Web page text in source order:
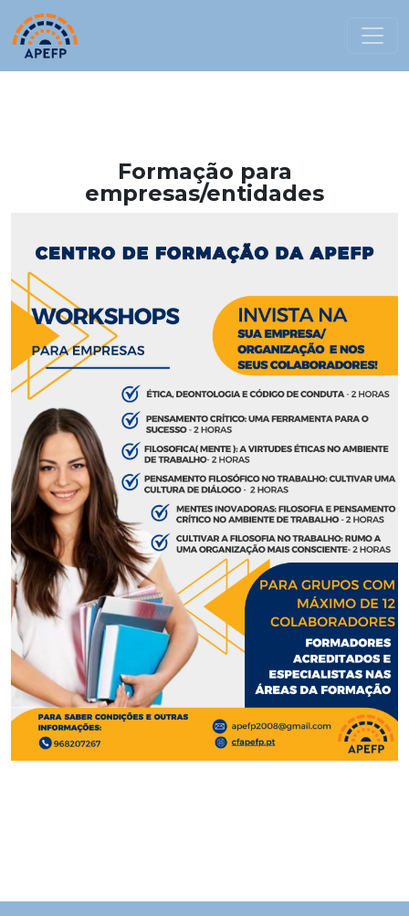
Formação para
empresas/entidades